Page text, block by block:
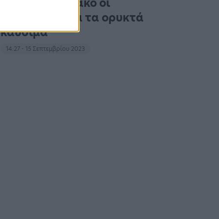
Σαββατοκύριακο οι
ακτιβιστές για τα ορυκτά
καύσιμα
14:27 - 15 Σεπτεμβρίου 2023